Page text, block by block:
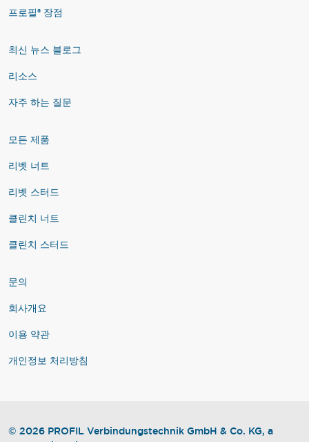
프로필® 장점
최신 뉴스 블로그
리소스
자주 하는 질문
모든 제품
리벳 너트
리벳 스터드
클린치 너트
클린치 스터드
문의
회사개요
이용 약관
개인정보 처리방침
© 2026 PROFIL Verbindungstechnik GmbH & Co. KG, a